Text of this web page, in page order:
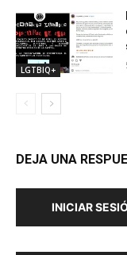
LGTBIQ+
DEJA UNA
INICIAR